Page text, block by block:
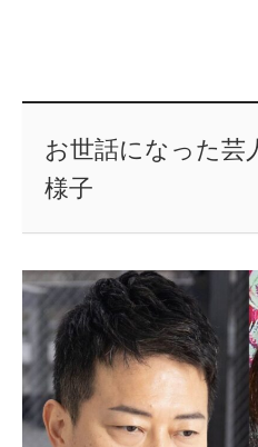
お世話になった芸
様子